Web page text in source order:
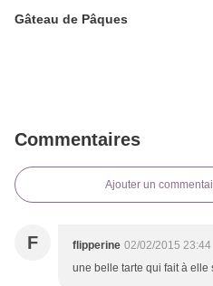
Gâteau de Pâques
Commentaires
Ajouter un
F flipperine 02/02/2015 23:44
une belle tarte qui fait à